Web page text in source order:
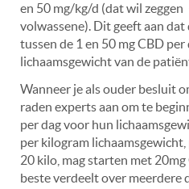
en 50 mg/kg/d (dat wil zeggen
volwassene). Dit geeft aan
tussen de 1 en 50 mg CBD
lichaamsgewicht van de
Wanneer je als ouder besluit
raden experts aan om te
per dag voor hun
per kilogram lichaamsgewicht,
20 kilo, mag starten met
beste verdeelt over meerdere